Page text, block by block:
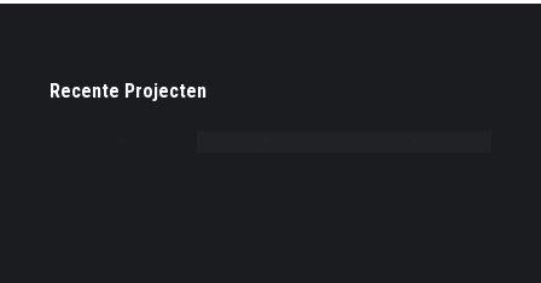
Recente Projecten